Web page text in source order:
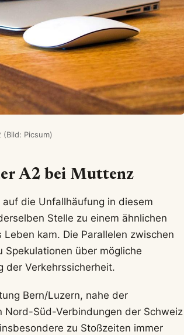
Picsum)
A2 bei Muttenz
die Unfallhäufung in diesem
Stelle zu einem ähnlichen
kam. Die Parallelen zwischen
über mögliche
der Verkehrssicherheit.
Bern/Luzern, nahe der
Nord-Süd-Verbindungen der Schweiz
zu Stoßzeiten immer